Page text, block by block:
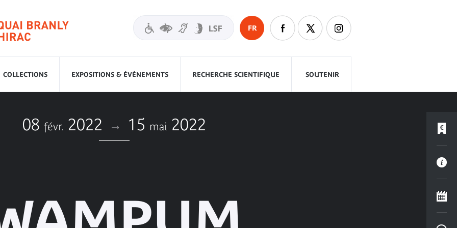
FR
COLLECTIONS EXPOSITIONS & ÉVÉNEMENTS RECHERCHE SCIENTIFIQUE SOUTENIR
08 févr. 2022 15 mai 2022